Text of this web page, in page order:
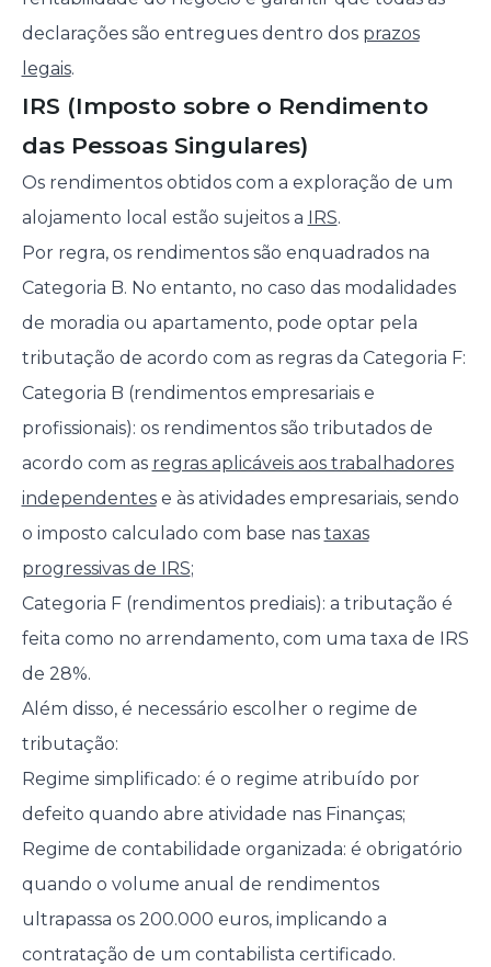
declarações são entregues dentro dos prazos
legais.
IRS (Imposto sobre o Rendimento
das Pessoas Singulares)
Os rendimentos obtidos com a exploração de um
alojamento local estão sujeitos a
IRS.
Por regra, os rendimentos são enquadrados na
Categoria B. No entanto, no caso das modalidades
de moradia ou apartamento, pode optar pela
tributação de acordo com as regras da Categoria F:
Categoria B (rendimentos empresariais e
profissionais): os rendimentos são tributados de
acordo com as regras aplicáveis aos trabalhadores
independentese às atividades empresariais, sendo
o imposto calculado com base nas taxas
progressivas de IRS;
Categoria F (rendimentos prediais): a tributação é
feita como no arrendamento, com uma taxa de IRS
de 28%.
Além disso, é necessário escolher o regime de
tributação:
Regime simplificado: é o regime atribuído por
defeito quando abre atividade nas Finanças;
Regime de contabilidade organizada: é obrigatório
quando o volume anual de rendimentos
ultrapassa os 200.000 euros, implicando a
contratação de um contabilista certificado.